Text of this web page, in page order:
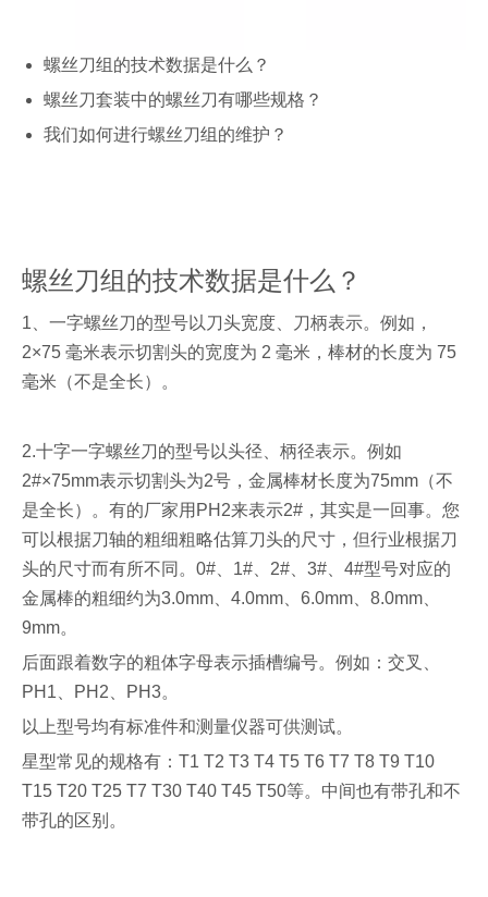
螺丝刀组的技术数据是什么？
螺丝刀套装中的螺丝刀有哪些规格？
我们如何进行螺丝刀组的维护？
螺丝刀组的技术数据是什么？
1、一字螺丝刀的型号以刀头宽度、刀柄表示。例如，
2×75 毫米表示切割头的宽度为 2 毫米，棒材的长度为 75
毫米（不是全长）。
2.十字一字螺丝刀的型号以头径、柄径表示。例如
2#×75mm表示切割头为2号，金属棒材长度为75mm（不
是全长）。有的厂家用PH2来表示2#，其实是一回事。您
可以根据刀轴的粗细粗略估算刀头的尺寸，但行业根据刀
头的尺寸而有所不同。0#、1#、2#、3#、4#型号对应的
金属棒的粗细约为3.0mm、4.0mm、6.0mm、8.0mm、
9mm。
后面跟着数字的粗体字母表示插槽编号。例如：交叉、
PH1、PH2、PH3。
以上型号均有标准件和测量仪器可供测试。
星型常见的规格有：T1 T2 T3 T4 T5 T6 T7 T8 T9 T10
T15 T20 T25 T7 T30 T40 T45 T50等。中间也有带孔和不
带孔的区别。